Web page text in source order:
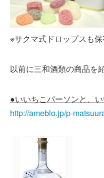
※サクマ式ドロップスも保
以前に三和酒類の商品を
●いいちこパーソンと、
http://ameblo.jp/p-